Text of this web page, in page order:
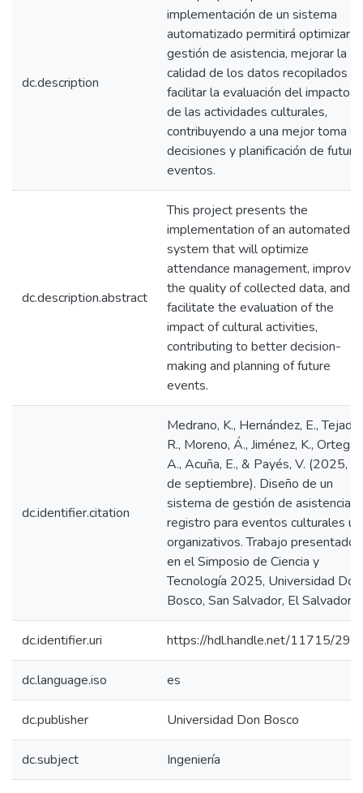
dc.description
implementación de un sistema
automatizado permitirá optimizar la
gestión de asistencia, mejorar la
calidad de los datos recopilados y
facilitar la evaluación del impacto
de las actividades culturales,
contribuyendo a una mejor toma
decisiones y planificación de
eventos.
dc.description.abstract
This project presents the
implementation of an automated
system that will optimize
attendance management, improve
the quality of collected data, and
facilitate the evaluation of the
impact of cultural activities,
contributing to better decision-
making and planning of future
events.
dc.identifier.citation
Medrano, K., Hernández, E., Tejada,
R., Moreno, Á., Jiménez, K., Ortega,
A., Acuña, E., & Payés, V. (2025,
de septiembre). Diseño de un
sistema de gestión de asistencia y
registro para eventos culturales u
organizativos. Trabajo presentado
en el Simposio de Ciencia y
Tecnología 2025, Universidad Don
Bosco, San Salvador, El Salvador.
dc.identifier.uri https://hdl.handle.net/11715/
dc.language.iso es
dc.publisher Universidad Don Bosco
dc.subject Ingeniería